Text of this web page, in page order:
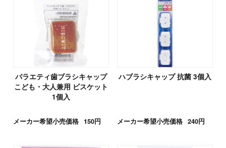
バラエティ歯ブラシキャップ
こども・大人兼用 ビスケット
1個入
メーカー希望小売価格 150円
ハブラシキャップ 抗菌 3個入
メーカー希望小売価格 240円